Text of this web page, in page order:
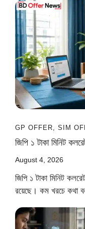
GP OFFER, SIM
জিপি ১ টাকা মিনিট
August 4, 2026
জিপি ১ টাকা মিনিট
রয়েছে। কম খরচে কথা